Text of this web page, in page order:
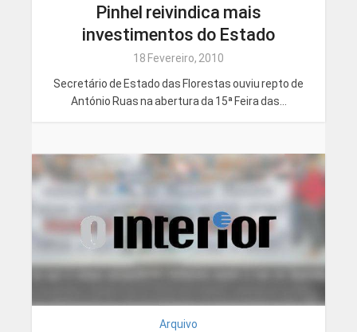
Pinhel reivindica mais
investimentos do Estado
18 Fevereiro, 2010
Secretário de Estado das Florestas ouviu repto de
António Ruas na abertura da 15ª Feira das...
Arquivo